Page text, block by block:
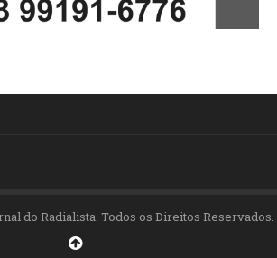
do Radialista. Todos os Direitos Reservados.